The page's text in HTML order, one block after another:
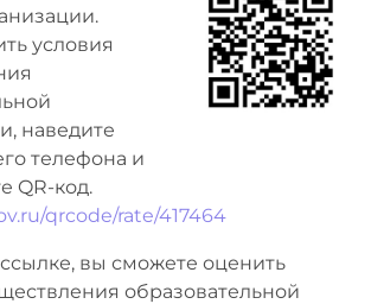
условия
наведите
телефона и
QR-код.
qrcode/rate/417464
вы сможете оценить
образовательной